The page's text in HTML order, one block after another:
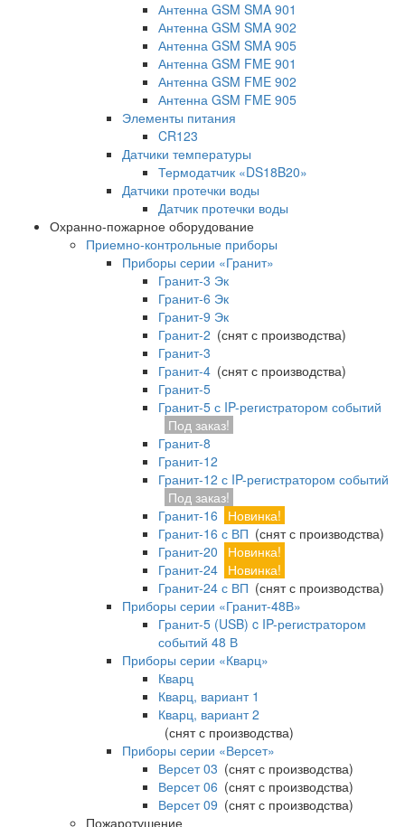
Антенна GSM SMA 901
Антенна GSM SMA 902
Антенна GSM SMA 905
Антенна GSM FME 901
Антенна GSM FME 902
Антенна GSM FME 905
Элементы питания
CR123
Датчики температуры
Термодатчик «DS18B20»
Датчики протечки воды
Датчик протечки воды
Охранно-пожарное оборудование
Приемно-контрольные приборы
Приборы серии «Гранит»
Гранит-3 Эк
Гранит-6 Эк
Гранит-9 Эк
Гранит-2 (снят с производства)
Гранит-3
Гранит-4 (снят с производства)
Гранит-5
Гранит-5 с IP-регистратором событий
Под заказ!
Гранит-8
Гранит-12
Гранит-12 с IP-регистратором событий
Под заказ!
Гранит-16
Новинка!
Гранит-16 с ВП (снят с производства)
Гранит-20
Новинка!
Гранит-24 Новинка!
Гранит-24 с ВП (снят с производства)
Приборы серии «Гранит-48В»
Гранит-5 (USB) c IP-регистратором
событий 48 В
Приборы серии «Кварц»
Кварц
Кварц, вариант 1
Кварц, вариант 2
(снят с производства)
Приборы серии «Версет»
Версет 03 (снят с производства)
Версет 06 (снят с производства)
Версет 09 (снят с производства)
Пожаротушение